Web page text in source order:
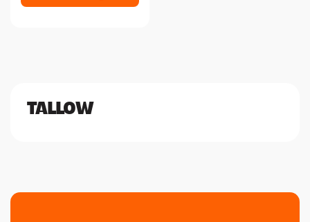
TALLOW